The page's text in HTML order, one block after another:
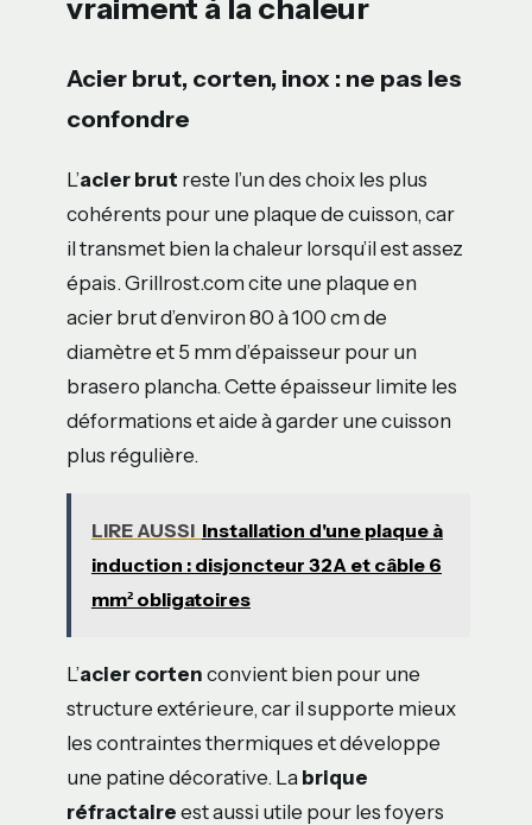
vraiment à la chaleur
Acier brut, corten, inox : ne pas les
confondre
L’acier brut reste l’un des choix les plus
cohérents pour une plaque de cuisson, car
il transmet bien la chaleur lorsqu’il est assez
épais. Grillrost.com cite une plaque en
acier brut d’environ 80 à 100 cm de
diamètre et 5 mm d’épaisseur pour un
brasero plancha. Cette épaisseur limite les
déformations et aide à garder une cuisson
plus régulière.
LIRE AUSSI Installation d'une plaque à
induction : disjoncteur 32A et câble 6
mm² obligatoires
L’acier corten convient bien pour une
structure extérieure, car il supporte mieux
les contraintes thermiques et développe
une patine décorative. La brique
réfractaire est aussi utile pour les foyers